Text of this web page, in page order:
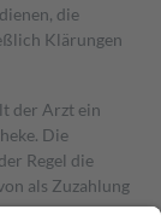
die
Klärungen
der Arzt ein
Die
Regel die
als Zuzahlung